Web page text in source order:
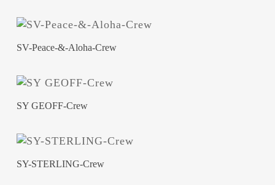
SV-Peace-&-Aloha-Crew
SY GEOFF-Crew
SY-STERLING-Crew